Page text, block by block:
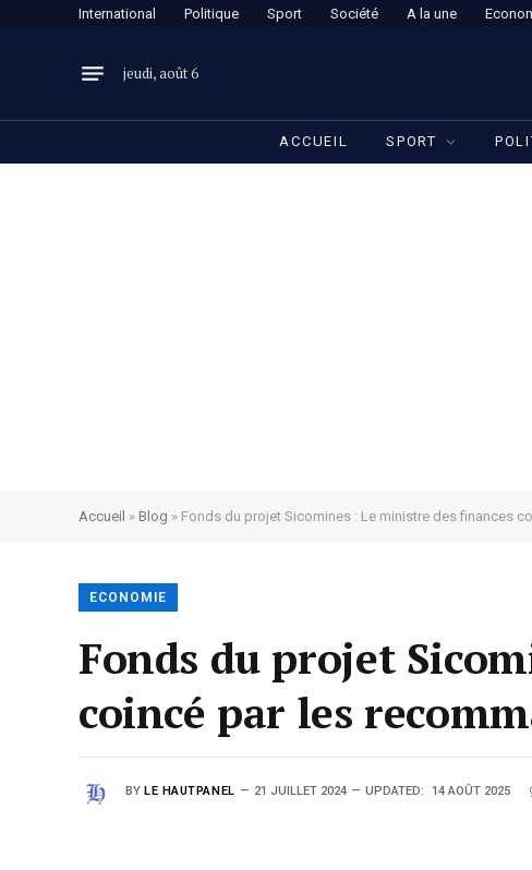
International Politique Sport Société A la une
jeudi, août 6
ACCUEIL SPORT
Accueil » Blog » Fonds du projet Sicomines : Le ministre des finances
ECONOMIE
Fonds du projet
coincé par les
BY LE HAUTPANEL 21 JUILLET 2024 UPDATED: 14 AOÛT 2025